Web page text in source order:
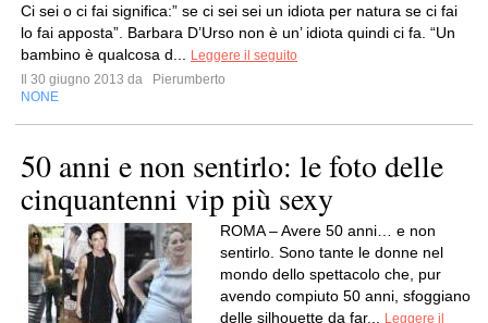
Ci sei o ci fai significa:” se ci sei sei un idiota per natura se ci fai
lo fai apposta”. Barbara D’Urso non è un’ idiota quindi ci fa. “Un
bambino è qualcosa d...
Leggere il seguito
Il 30 giugno 2013 da
Pierumberto
NONE
50 anni e non sentirlo: le foto delle
cinquantenni vip più sexy
ROMA – Avere 50 anni… e non
sentirlo. Sono tante le donne nel
mondo dello spettacolo che, pur
avendo compiuto 50 anni, sfoggiano
delle silhouette da far...
Leggere il